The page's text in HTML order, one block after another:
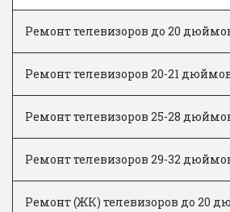
Ремонт телевизоров до 20
Ремонт телевизоров 20-21
Ремонт телевизоров 25-28
Ремонт телевизоров 29-32
Ремонт (ЖК) телевизоров до 20